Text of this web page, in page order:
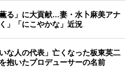
る」に大貢献…妻・水卜麻美アナ
」「にこやかな」近況
な人の代表」亡くなった板東英二
抱いたプロデューサーの名前